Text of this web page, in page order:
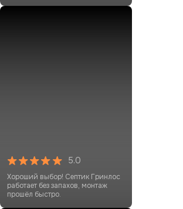
5.0
Хороший выбор! Септик Гринлос
работает без запахов, монтаж
прошёл быстро.